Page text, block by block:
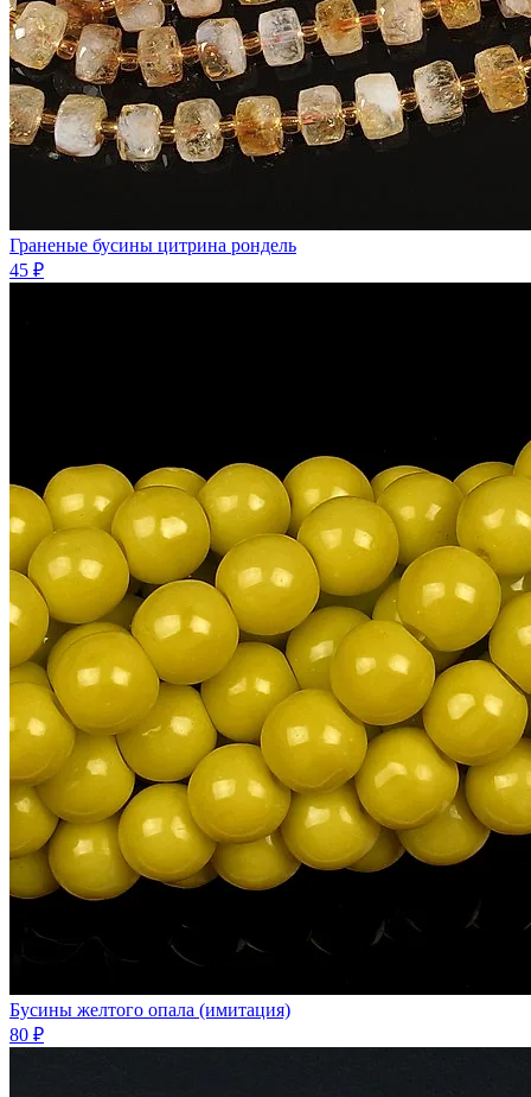
Граненые бусины цитрина рондель
45 ₽
Бусины желтого опала (имитация)
80 ₽